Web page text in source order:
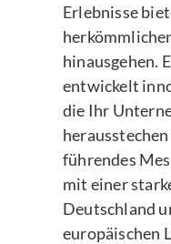
Erlebnisse
hinausgehen.
entwickelt
die Ihr
führendes
mit einer
Deutschland
europäischen